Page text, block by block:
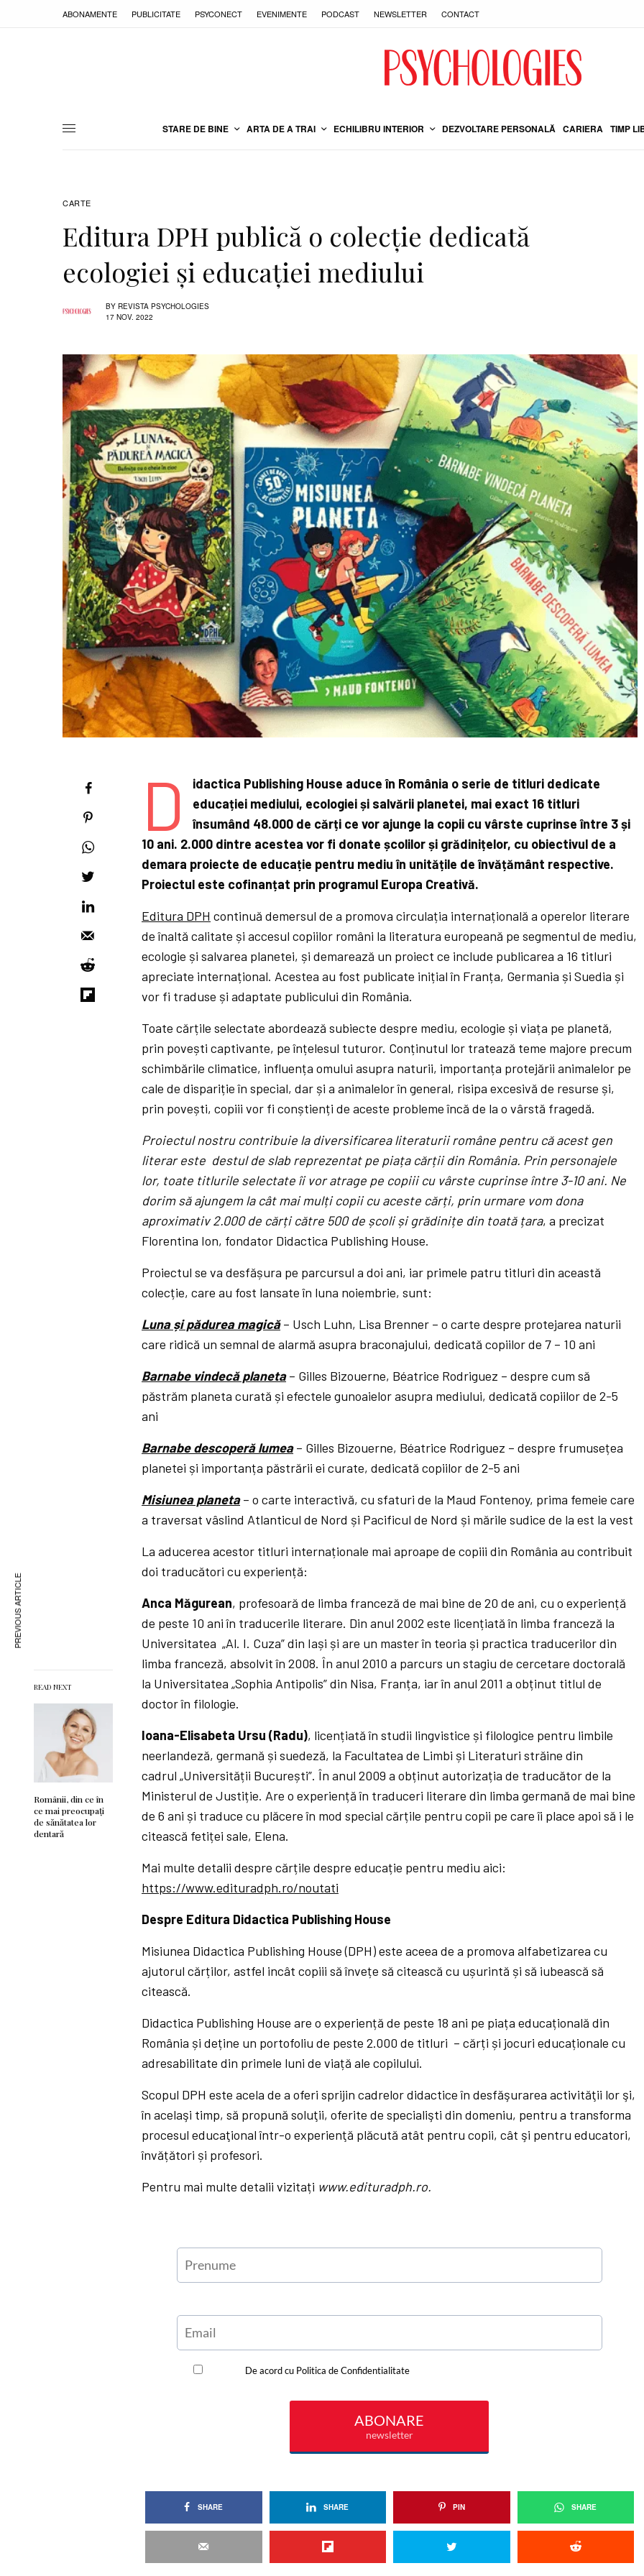
ABONAMENTE PUBLICITATE PSYCONECT EVENIMENTE PODCAST NEWSLETTER CONTACT
STARE DE BINE ARTA DE A TRAI ECHILIBRU INTERIOR DEZVOLTARE PERSONALĂ CARIERA TIMP
CARTE
Editura DPH publică o colecție dedicată
ecologiei și educației mediului
BY REVISTA PSYCHOLOGIES
17 NOV. 2022
READ NEXT
Românii, din ce în
ce mai preocupați
de sănătatea lor
dentară
D
idactica Publishing House aduce în România o serie de titluri dedicate
educației mediului, ecologiei și salvării planetei, mai exact 16 titluri
însumând 48.000 de cărți ce vor ajunge la copii cu vârste cuprinse între 3 și
10 ani. 2.000 dintre acestea vor fi donate școlilor și grădinițelor, cu obiectivul de a
demara proiecte de educație pentru mediu în unitățile de învățământ respective.
Proiectul este cofinanțat prin programul Europa Creativă.
Editura DPH continuă demersul de a promova circulația internațională a operelor literare
de înaltă calitate și accesul copiilor români la literatura europeană pe segmentul de mediu,
ecologie și salvarea planetei, și demarează un proiect ce include publicarea a 16 titluri
apreciate internațional. Acestea au fost publicate inițial în Franța, Germania și Suedia și
vor fi traduse și adaptate publicului din România.
Toate cărțile selectate abordează subiecte despre mediu, ecologie și viața pe planetă,
prin povești captivante, pe înțelesul tuturor. Conținutul lor tratează teme majore precum
schimbările climatice, influența omului asupra naturii, importanța protejării animalelor pe
cale de dispariție în special, dar și a animalelor în general, risipa excesivă de resurse și,
prin povești, copiii vor fi conștienți de aceste probleme încă de la o vârstă fragedă.
Proiectul nostru contribuie la diversificarea literaturii române pentru că acest gen
literar este destul de slab reprezentat pe piața cărții din România. Prin personajele
lor, toate titlurile selectate îi vor atrage pe copiii cu vârste cuprinse între 3-10 ani. Ne
dorim să ajungem la cât mai mulți copii cu aceste cărți, prin urmare vom dona
aproximativ 2.000 de cărți către 500 de școli și grădinițe din toată țara, a precizat
Florentina Ion, fondator Didactica Publishing House.
Proiectul se va desfășura pe parcursul a doi ani, iar primele patru titluri din această
colecție, care au fost lansate în luna noiembrie, sunt:
Luna și pădurea magică– Usch Luhn, Lisa Brenner – o carte despre protejarea naturii
care ridică un semnal de alarmă asupra braconajului, dedicată copiilor de 7 – 10 ani
Barnabe vindecă planeta– Gilles Bizouerne, Béatrice Rodriguez – despre cum să
păstrăm planeta curată și efectele gunoaielor asupra mediului, dedicată copiilor de 2-5
ani
Barnabe descoperă lumea– Gilles Bizouerne, Béatrice Rodriguez – despre frumusețea
planetei și importanța păstrării ei curate, dedicată copiilor de 2-5 ani
Misiunea planeta– o carte interactivă, cu sfaturi de la Maud Fontenoy, prima femeie care
a traversat vâslind Atlanticul de Nord și Pacificul de Nord și mările sudice de la est la vest
La aducerea acestor titluri internaționale mai aproape de copiii din România au contribuit
doi traducători cu experiență:
Anca Măgurean, profesoară de limba franceză de mai bine de 20 de ani, cu o experiență
de peste 10 ani în traducerile literare. Din anul 2002 este licențiată în limba franceză la
Universitatea „Al. I. Cuza” din Iași și are un master în teoria și practica traducerilor din
limba franceză, absolvit în 2008. În anul 2010 a parcurs un stagiu de cercetare doctorală
la Universitatea „Sophia Antipolis” din Nisa, Franța, iar în anul 2011 a obținut titlul de
doctor în filologie.
Ioana-Elisabeta Ursu (Radu), licențiată în studii lingvistice și filologice pentru limbile
neerlandeză, germană și suedeză, la Facultatea de Limbi și Literaturi străine din
cadrul „Universității București”. În anul 2009 a obținut autorizația de traducător de la
Ministerul de Justiție. Are o experiență în traduceri literare din limba germană de mai bine
de 6 ani și traduce cu plăcere în mod special cărțile pentru copii pe care îi place apoi să i le
citească fetiței sale, Elena.
Mai multe detalii despre cărțile despre educație pentru mediu aici:
https://www.edituradph.ro/noutati
Despre Editura Didactica Publishing House
Misiunea Didactica Publishing House (DPH) este aceea de a promova alfabetizarea cu
ajutorul cărților, astfel incât copiii să învețe să citească cu ușurintă și să iubească să
citească.
Didactica Publishing House are o experiență de peste 18 ani pe piața educațională din
România și deține un portofoliu de peste 2.000 de titluri – cărți și jocuri educaționale cu
adresabilitate din primele luni de viață ale copilului.
Scopul DPH este acela de a oferi sprijin cadrelor didactice în desfăşurarea activităţii lor şi,
în acelaşi timp, să propună soluţii, oferite de specialişti din domeniu, pentru a transforma
procesul educaţional într-o experienţă plăcută atât pentru copii, cât şi pentru educatori,
învățători și profesori.
Pentru mai multe detalii vizitați www.edituradph.ro.
SHARE SHARE PIN SHARE
PREVIOUS ARTICLE